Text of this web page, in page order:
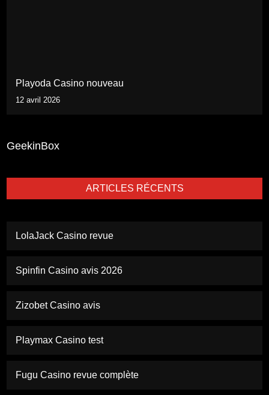
Playoda Casino nouveau
12 avril 2026
GeekinBox
ARTICLES RÉCENTS
LolaJack Casino revue
Spinfin Casino avis 2026
Zizobet Casino avis
Playmax Casino test
Fugu Casino revue complète